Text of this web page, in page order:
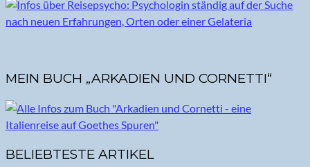
MEIN BUCH „ARKADIEN UND CORNETTI“
BELIEBTESTE ARTIKEL